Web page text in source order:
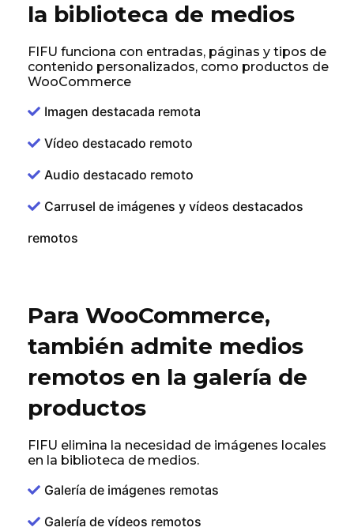
la biblioteca de medios
FIFU funciona con entradas, páginas y tipos de
contenido personalizados, como productos de
WooCommerce
Imagen destacada remota
Vídeo destacado remoto
Audio destacado remoto
Carrusel de imágenes y vídeos destacados
remotos
Para WooCommerce,
también admite medios
remotos en la galería de
productos
FIFU elimina la necesidad de imágenes locales
en la biblioteca de medios.
Galería de imágenes remotas
Galería de vídeos remotos